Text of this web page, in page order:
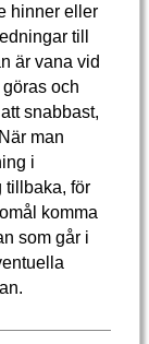
hinner eller
till
är vana vid
och
snabbast,
man
i
tillbaka, för
komma
som går i